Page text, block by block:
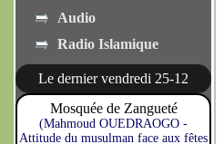
Audio
Radio Islamique
Le dernier vendredi 25-12
Mosquée de Zangueté
(Mahmoud OUEDRAOGO -
Attitude du musulman face aux fêtes